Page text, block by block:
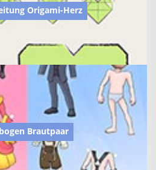
Origami-Herz
Brautpaar